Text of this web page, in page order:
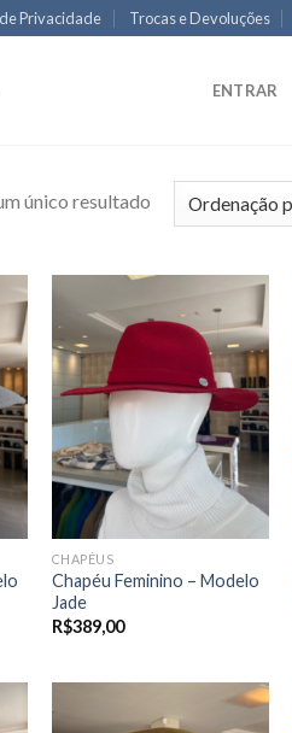
Privacidade Trocas e Devoluções
ENTRAR
único resultado
CHAPÉUS
Chapéu Feminino – Modelo
Jade
R$389,00